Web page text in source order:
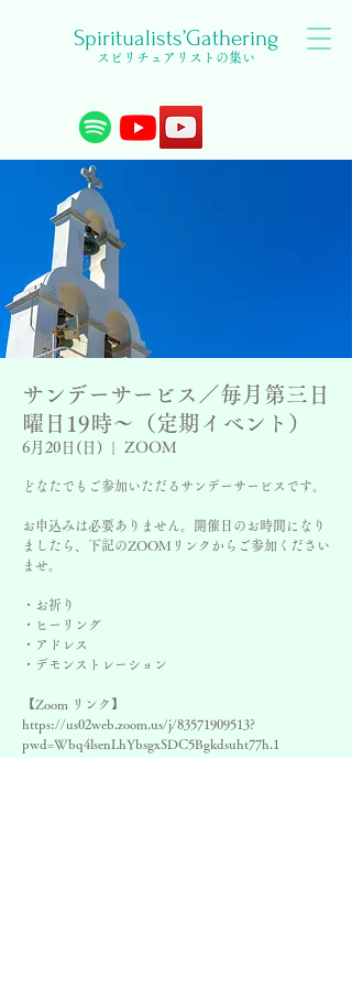
Spiritualists’Gathering
スピリチュアリストの集い
サンデーサービス／毎月第三日
曜日19時〜（定期イベント）
6月20日(日) ZOOM
どなたでもご参加いただるサンデーサービスです。
お申込みは必要ありません。開催日のお時間になり
ましたら、下記のZOOMリンクからご参加ください
ませ。
・お祈り
・ヒーリング
・アドレス
・デモンストレーション
【Zoom リンク】
https://us02web.zoom.us/j/83571909513?
pwd=Wbq4lsenLhYbsgxSDC5Bgkdsuht77h.1